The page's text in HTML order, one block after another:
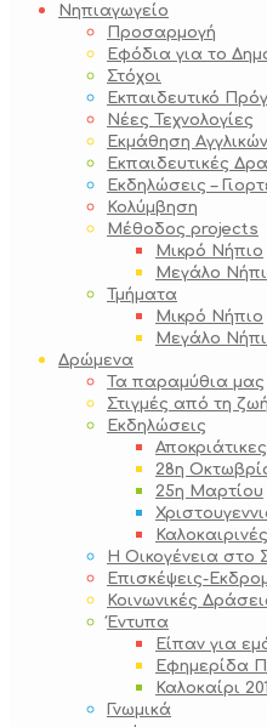
Νηπιαγωγείο
Προσαρμογή
Εφόδια για το
Στόχοι
Εκπαιδευτικό
Νέες Τεχνολογίες
Εκμάθηση Αγγλικών
Εκπαιδευτικές
Εκδηλώσεις –
Κολύμβηση
Μέθοδος projects
Μικρό Νήπιο
Μεγάλο
Τμήματα
Μικρό Νήπιο
Μεγάλο
Δρώμενα
Τα παραμύθια μας
Στιγμές από τη
Εκδηλώσεις
Αποκριάτικες
28η
25η Μαρτίου
Καλοκαιρινές
Η Οικογένεια στο
Επισκέψεις-
Κοινωνικές
Έντυπα
Είπαν για
Εφημερίδα
Καλοκαίρι
Γνωμικά